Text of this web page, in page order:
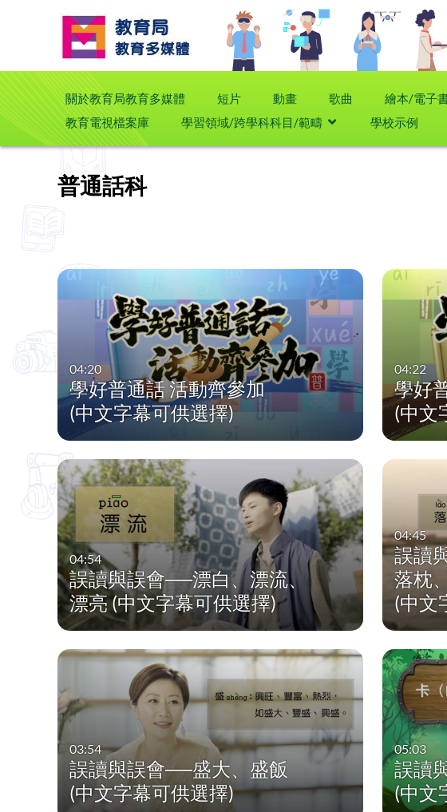
關於教育局教育多媒體 短片 動畫 歌曲 繪本/電子
教育電視檔案庫
學習領域/跨學科科目/範疇 學校示例
普通話科
04:20
學好普通話 活動齊參加
(中文字幕可供選擇)
04:22
學好
(中文
04:54
誤讀與誤會──漂白、漂流、
漂亮 (中文字幕可供選擇)
04:45
誤讀
落枕
(中文
03:54
誤讀與誤會──盛大、盛飯
(中文字幕可供選擇)
05:03
誤讀
(中文